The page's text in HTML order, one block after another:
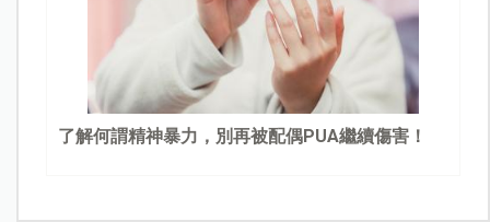
了解何謂精神暴力，別再被配偶PUA繼續傷害！